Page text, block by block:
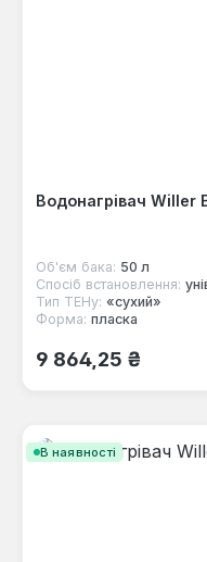
Водонагрівач Willer
Об'єм бака: 50 л
Спосіб встановлення:
Тип ТЕНу: «сухий»
Форма: пласка
Звичайна ціна:
9 864,25 ₴
В наявності